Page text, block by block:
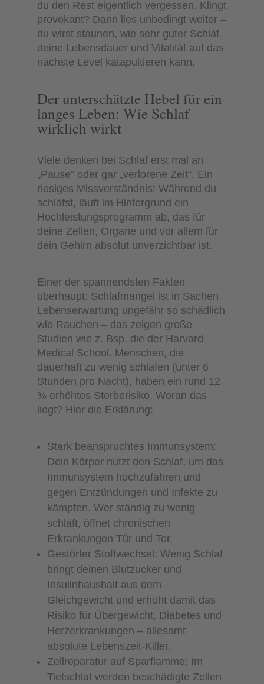
du den Rest eigentlich vergessen. Klingt
provokant? Dann lies unbedingt weiter –
du wirst staunen, wie sehr guter Schlaf
deine Lebensdauer und Vitalität auf das
nächste Level katapultieren kann.
Der unterschätzte Hebel für ein
langes Leben: Wie Schlaf
wirklich wirkt
Viele denken bei Schlaf erst mal an
„Pause“ oder gar „verlorene Zeit“. Ein
riesiges Missverständnis! Während du
schläfst, läuft im Hintergrund ein
Hochleistungsprogramm ab, das für
deine Zellen, Organe und vor allem für
dein Gehirn absolut unverzichtbar ist.
Einer der spannendsten Fakten
überhaupt: Schlafmangel ist in Sachen
Lebenserwartung ungefähr so schädlich
wie Rauchen – das zeigen große
Studien wie z. Bsp. die der Harvard
Medical School. Menschen, die
dauerhaft zu wenig schlafen (unter 6
Stunden pro Nacht), haben ein rund 12
% erhöhtes Sterberisiko. Woran das
liegt? Hier die Erklärung:
Stark beanspruchtes Immunsystem:
Dein Körper nutzt den Schlaf, um das
Immunsystem hochzufahren und
gegen Entzündungen und Infekte zu
kämpfen. Wer ständig zu wenig
schläft, öffnet chronischen
Erkrankungen Tür und Tor.
Gestörter Stoffwechsel: Wenig Schlaf
bringt deinen Blutzucker und
Insulinhaushalt aus dem
Gleichgewicht und erhöht damit das
Risiko für Übergewicht, Diabetes und
Herzerkrankungen – allesamt
absolute Lebenszeit-Killer.
Zellreparatur auf Sparflamme: Im
Tiefschlaf werden beschädigte Zellen